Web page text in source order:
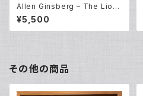
Allen Ginsberg – The Lion
For Real (LP)
¥5,500
その他の商品